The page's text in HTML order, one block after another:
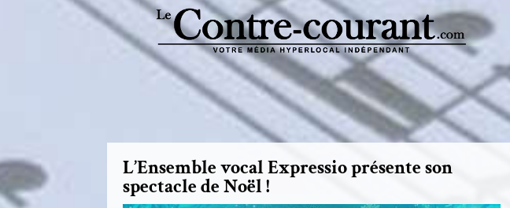
L’Ensemble vocal Expressio présente son
spectacle de Noël !